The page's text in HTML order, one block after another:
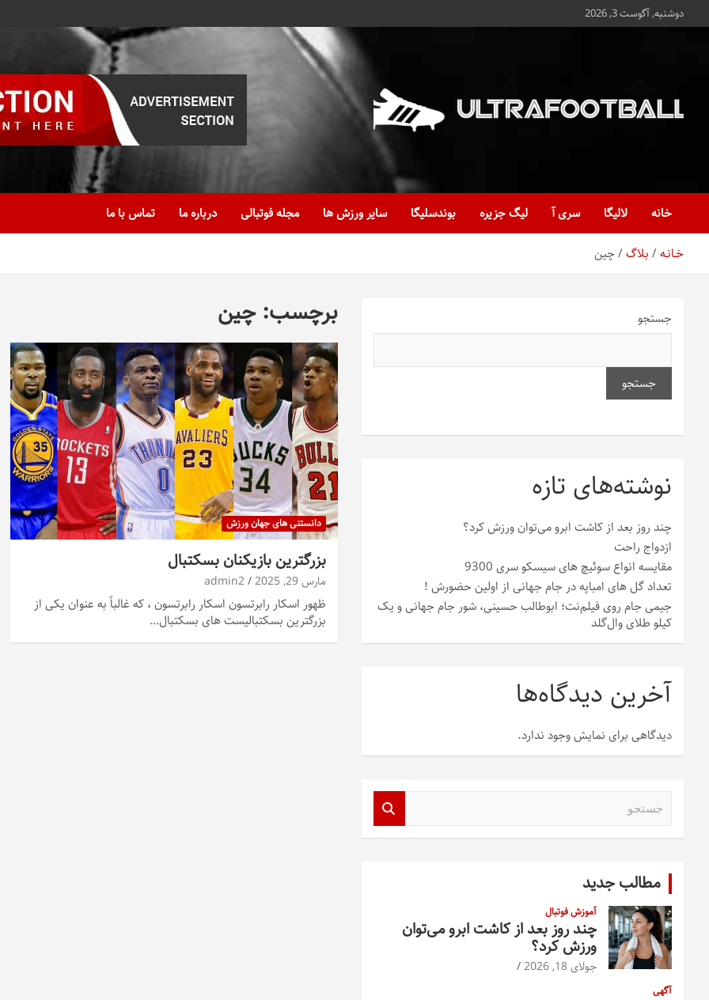
محتوا
دوشنبه, آگوست 3, 2026
Ultrafootball
خانه
لالیگا سری آ لیگ جزیره بوندسلیگا سایر ورزش ها مجله فوتبالی درباره ما تماس با ما
خـانـه بلاگ چین
برچسب:چین
دانستنی های جهان ورزش
بزرگترین بازیکنان بسکتبال
مارس 29, 2025 admin2
ظهور اسکار رابرتسون اسکار رابرتسون ، که غالباً به عنوان یکی از
بزرگترین بسکتبالیست های بسکتبال…
جستجو
جستجو
نوشته‌های تازه
چند روز بعد از کاشت ابرو می‌توان ورزش کرد؟
ازدواج راحت
مقایسه انواع سوئیچ های سیسکو سری 9300
تعداد گل های امباپه در جام جهانی از اولین حضورش !
جیمی جام روی فیلم‌نت؛ ابوطالب حسینی، شور جام جهانی و یک
کیلو طلای وال‌گلد
آخرین دیدگاه‌ها
دیدگاهی برای نمایش وجود ندارد.
مطالب جدید
آموزش فوتبال
چند روز بعد از کاشت ابرو می‌توان
ورزش کرد؟
جولای 18, 2026
آگهی